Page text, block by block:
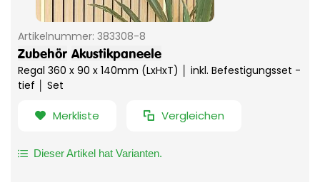
Artikelnummer: 383308-8
Zubehör Akustikpaneele
Regal 360 x 90 x 140mm (LxHxT) │ inkl. Befestigungsset -
tief │ Set
Merkliste Vergleichen
Dieser Artikel hat Varianten.